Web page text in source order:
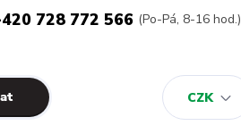
CZK
728 772 566 (Po-Pá, 8-16 hod.)